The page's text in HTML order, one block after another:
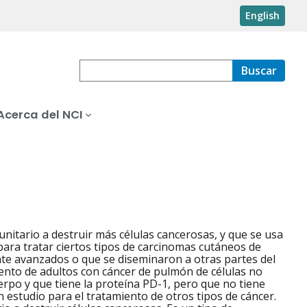
English
Buscar
del NCI
a destruir más células cancerosas, y que se usa
tratar ciertos tipos de carcinomas cutáneos de
avanzados o que se diseminaron a otras partes del
de adultos con cáncer de pulmón de células no
y que tiene la proteína PD-1, pero que no tiene
estudio para el tratamiento de otros tipos de cáncer.